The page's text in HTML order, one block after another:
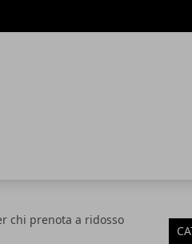
chi prenota a ridosso